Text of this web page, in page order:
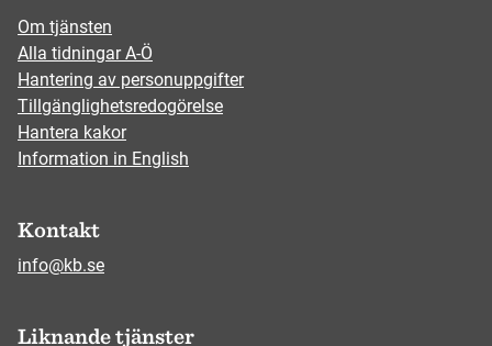
Om tjänsten
Alla tidningar A-Ö
Hantering av personuppgifter
Tillgänglighetsredogörelse
Hantera kakor
Information in English
Kontakt
info@kb.se
Liknande tjänster